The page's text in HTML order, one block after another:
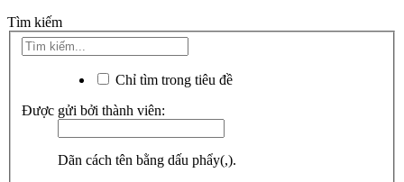
Tìm kiếm
Chỉ tìm trong tiêu đề
Được gửi bởi thành viên:
Dãn cách tên bằng dấu phẩy(,).